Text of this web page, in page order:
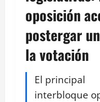
oposición
postergar
la votación
El principal
interbloque